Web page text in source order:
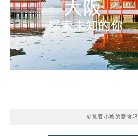
🧚熊寶小榆的愛食記